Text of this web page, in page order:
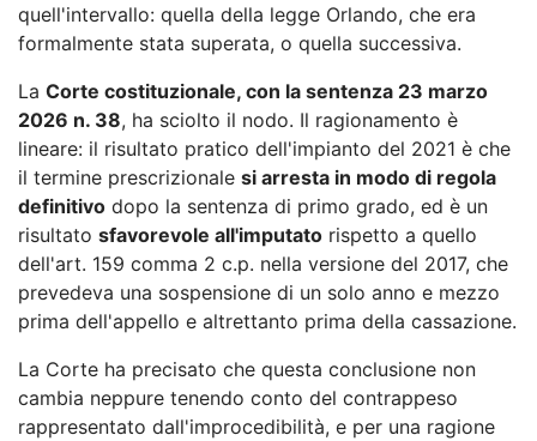
quell'intervallo: quella della legge Orlando, che era
formalmente stata superata, o quella successiva.
La Corte costituzionale, con la sentenza 23 marzo
2026 n. 38, ha sciolto il nodo. Il ragionamento è
lineare: il risultato pratico dell'impianto del 2021 è che
il termine prescrizionale si arresta in modo di regola
definitivo dopo la sentenza di primo grado, ed è un
risultato sfavorevole all'imputato rispetto a quello
dell'art. 159 comma 2 c.p. nella versione del 2017, che
prevedeva una sospensione di un solo anno e mezzo
prima dell'appello e altrettanto prima della cassazione.
La Corte ha precisato che questa conclusione non
cambia neppure tenendo conto del contrappeso
rappresentato dall'improcedibilità, e per una ragione